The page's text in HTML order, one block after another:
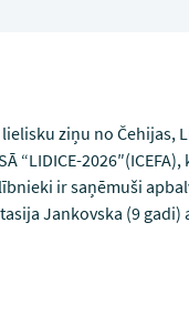
ziņu no Čehijas,
“LIDICE-
ir saņēmuši
Jankovska (9